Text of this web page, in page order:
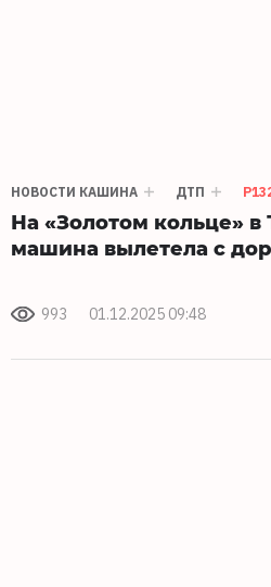
НОВОСТИ КАШИНА ДТП
На «Золотом кольце» в
машина вылетела с
993 01.12.2025 09:48